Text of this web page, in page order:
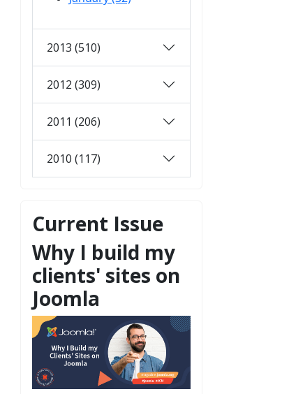
2013 (510)
2012 (309)
2011 (206)
2010 (117)
Current Issue
Why I build my
clients' sites on
Joomla